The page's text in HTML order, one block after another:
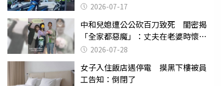
2026-07-17
中和兒媳遭公公砍百刀致死 閨密揭
「全家都惡魔」：丈夫在老婆時懷孕
摔東西
2026-07-28
女子入住飯店遇停電 摸黑下樓被員
工告知：倒閉了